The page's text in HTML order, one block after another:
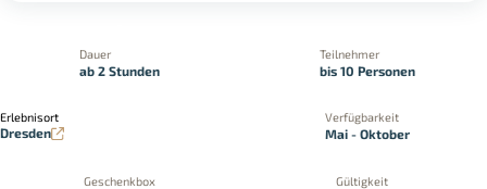
Dauer
ab 2 Stunden
Teilnehmer
bis 10 Personen
Erlebnisort
Dresden
Verfügbarkeit
Mai - Oktober
Geschenkbox Gültigkeit